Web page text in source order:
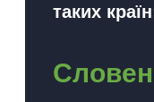
таких